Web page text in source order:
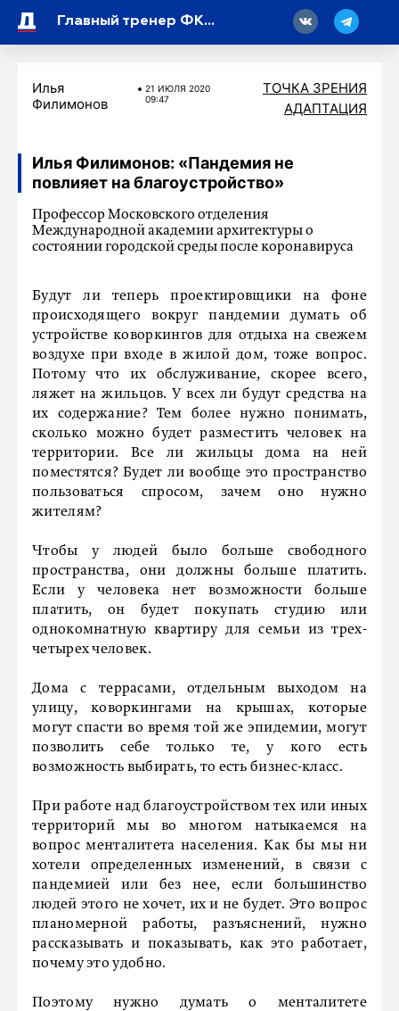
Главный тренер ФК «Родина» Хуан Диас: «Выиграть у «Зенита» дорогого стоит»
Илья
Филимонов
21 ИЮЛЯ 2020
09:47
ТОЧКА ЗРЕНИЯ
АДАПТАЦИЯ
Илья Филимонов: «Пандемия не
повлияет на благоустройство»
Профессор Московского отделения
Международной академии архитектуры о
состоянии городской среды после коронавируса
Будут ли теперь проектировщики на фоне
происходящего вокруг пандемии думать об
устройстве коворкингов для отдыха на свежем
воздухе при входе в жилой дом, тоже вопрос.
Потому что их обслуживание, скорее всего,
ляжет на жильцов. У всех ли будут средства на
их содержание? Тем более нужно понимать,
сколько можно будет разместить человек на
территории. Все ли жильцы дома на ней
поместятся? Будет ли вообще это пространство
пользоваться спросом, зачем оно нужно
жителям?
Чтобы у людей было больше свободного
пространства, они должны больше платить.
Если у человека нет возможности больше
платить, он будет покупать студию или
однокомнатную квартиру для семьи из трех-
четырех человек.
Дома с террасами, отдельным выходом на
улицу, коворкингами на крышах, которые
могут спасти во время той же эпидемии, могут
позволить себе только те, у кого есть
возможность выбирать, то есть бизнес-класс.
При работе над благоустройством тех или иных
территорий мы во многом натыкаемся на
вопрос менталитета населения. Как бы мы ни
хотели определенных изменений, в связи с
пандемией или без нее, если большинство
людей этого не хочет, их и не будет. Это вопрос
планомерной работы, разъяснений, нужно
рассказывать и показывать, как это работает,
почему это удобно.
Поэтому нужно думать о менталитете